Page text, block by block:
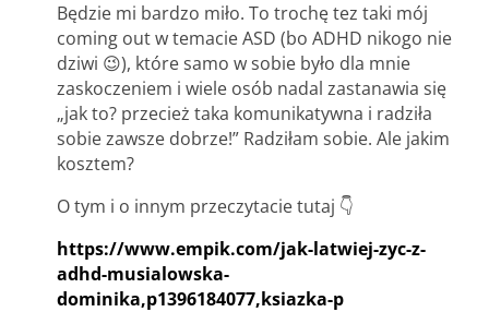
Będzie mi bardzo miło. To trochę tez taki mój
coming out w temacie ASD (bo ADHD nikogo nie
dziwi 😉), które samo w sobie było dla mnie
zaskoczeniem i wiele osób nadal zastanawia się
„jak to? przecież taka komunikatywna i radziła
sobie zawsze dobrze!” Radziłam sobie. Ale jakim
kosztem?
O tym i o innym przeczytacie tutaj 👇
https://www.empik.com/jak-latwiej-zyc-z-
adhd-musialowska-
dominika,p1396184077,ksiazka-p